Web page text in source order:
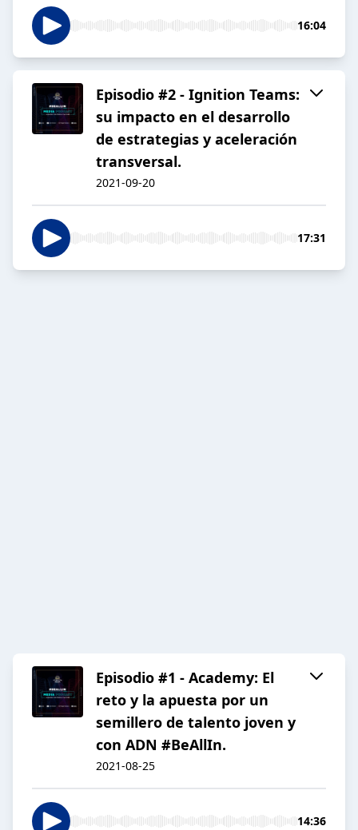
16:04
Episodio #2 - Ignition Teams:
su impacto en el desarrollo
de estrategias y aceleración
transversal.
2021-09-20
17:31
Episodio #1 - Academy: El
reto y la apuesta por un
semillero de talento joven y
con ADN #BeAllIn.
2021-08-25
14:36